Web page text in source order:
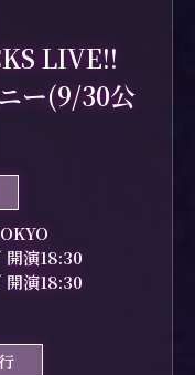
LIVE!!
ー(9/30公
開演18:30
開演18:30